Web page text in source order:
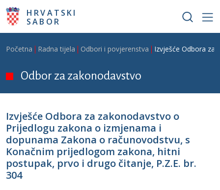
Skoči na glavni sadržaj
HRVATSKI
SABOR
Breadcrumb
Početna Radna tijela Odbori i povjerenstva Izvješće Odbora za
Odbor za zakonodavstvo
Izvješće Odbora za zakonodavstvo o
Prijedlogu zakona o izmjenama i
dopunama Zakona o računovodstvu, s
Konačnim prijedlogom zakona, hitni
postupak, prvo i drugo čitanje, P.Z.E. br.
304